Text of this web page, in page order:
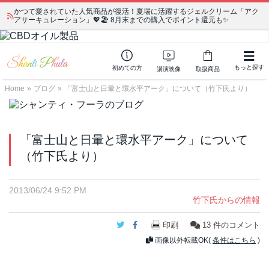
かつて愛されていた人気商品が復活！夏場に活躍するジェルクリーム「アク
アサーキュレーション」💖🏖️ 8月末までの購入でポイント還元も✨
初めての方 講演映像 取扱商品 もっと探す
Home » ブログ » 「富士山と日暈と環水平アーク」について（竹下氏より）
「富士山と日暈と環水平アーク」について
（竹下氏より）
2013/06/24 9:52 PM
竹下氏からの情報
Twitter
Facebook
印刷 13 件のコメント
画像以外転載OK( 条件はこちら )